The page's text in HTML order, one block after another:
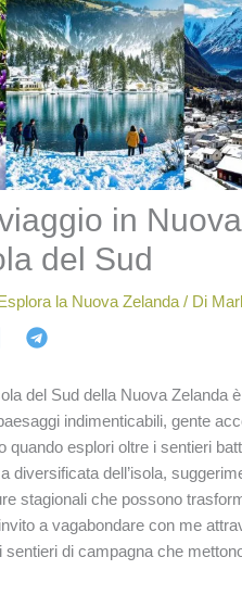
in
del Sud
la Nuova Zelanda / Di
del Sud della Nuova Zelanda
indimenticabili, gente
quando esplori oltre i sentieri
diversificata dell’isola,
stagionali che possono
a vagabondare con me
sentieri di campagna che